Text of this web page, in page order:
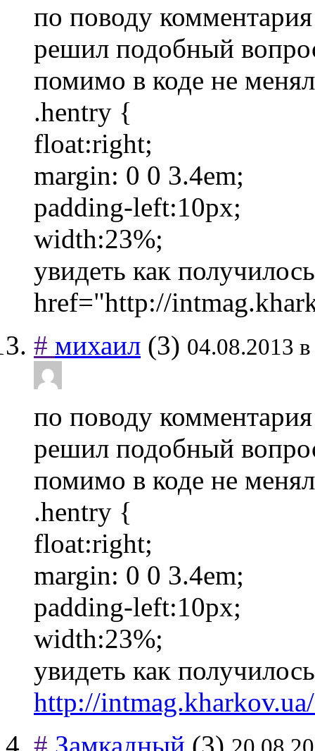
по поводу
решил подобный
помимо в коде не
.hentry {
float:right;
margin: 0 0 3.4em;
padding-left:10px;
width:23%;
увидеть как
href="http://
# михаил (3) 04.08.2013
по поводу
решил подобный
помимо в коде не
.hentry {
float:right;
margin: 0 0 3.4em;
padding-left:10px;
width:23%;
увидеть как
http://
# Замкадный (3)